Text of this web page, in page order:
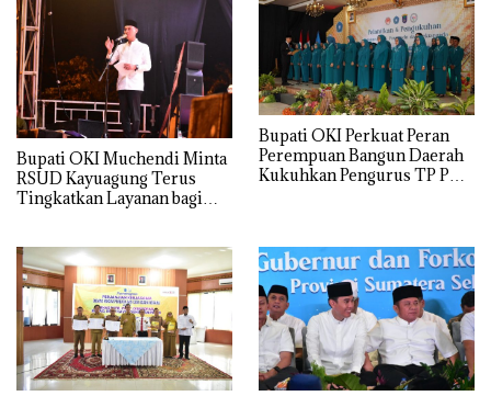
Bupati OKI Muchendi Minta
RSUD Kayuagung Terus
Tingkatkan Layanan bagi
Bupati OKI Perkuat Peran
Perempuan Bangun Daerah
Kukuhkan Pengurus TP PKK,